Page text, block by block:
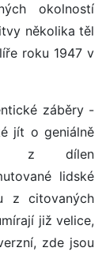
okolností
několika těl
roku 1947 v
záběry -
jít o geniálně
z dílen
lidské
z citovaných
již velice,
zde jsou